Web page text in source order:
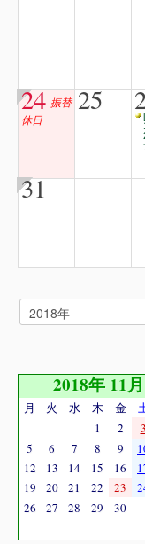
24 振替
休日
25
31
2018年 11月
月 火 水 木 金
1
2 3
5
6 7 8 9
12
13 14 15 16
19
20 21 22 23
26
27 28 29 30